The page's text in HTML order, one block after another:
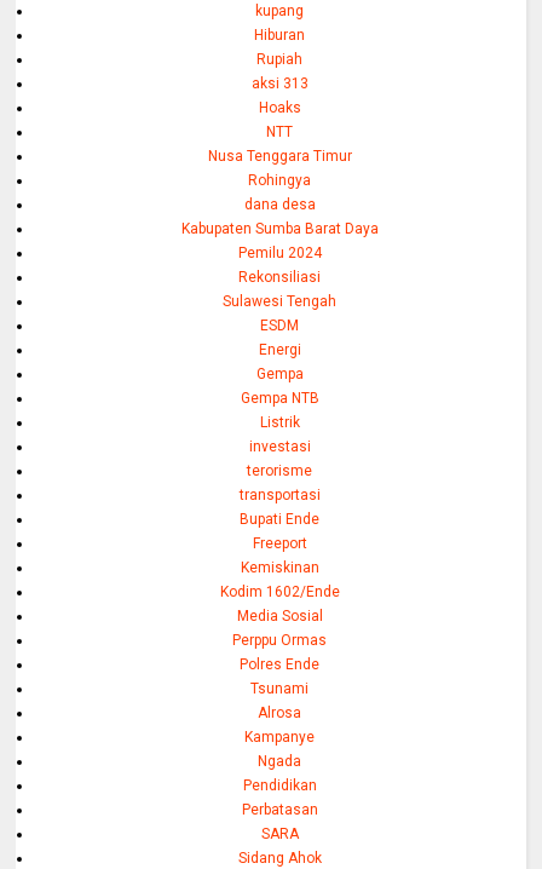
kupang
Hiburan
Rupiah
aksi 313
Hoaks
NTT
Nusa Tenggara Timur
Rohingya
dana desa
Kabupaten Sumba Barat Daya
Pemilu 2024
Rekonsiliasi
Sulawesi Tengah
ESDM
Energi
Gempa
Gempa NTB
Listrik
investasi
terorisme
transportasi
Bupati Ende
Freeport
Kemiskinan
Kodim 1602/Ende
Media Sosial
Perppu Ormas
Polres Ende
Tsunami
Alrosa
Kampanye
Ngada
Pendidikan
Perbatasan
SARA
Sidang Ahok